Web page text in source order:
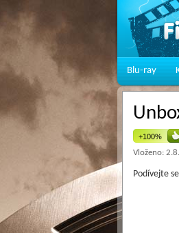
Blu-ray
Vloženo:
Podívejte